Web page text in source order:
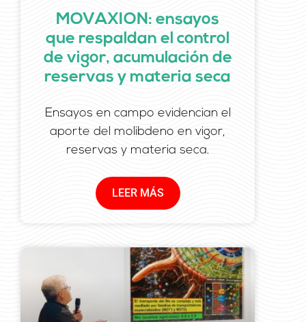
MOVAXION: ensayos
que respaldan el control
de vigor, acumulación de
reservas y materia seca
Ensayos en campo evidencian el
aporte del molibdeno en vigor,
reservas y materia seca.
LEER MÁS